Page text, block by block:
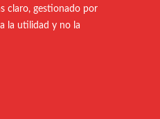
claro, gestionado por
la utilidad y no la